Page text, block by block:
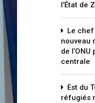
l’État de
Le chef
nouveau
de l’ONU
centrale
Est du
réfugiés